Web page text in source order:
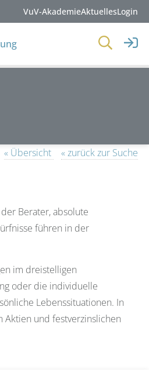
VuV-AkademieAktuellesLogin
« Übersicht « zurück zur Suche
Berater, absolute
führen in der
im dreistelligen
oder die individuelle
Lebenssituationen. In
Aktien und festverzinslichen